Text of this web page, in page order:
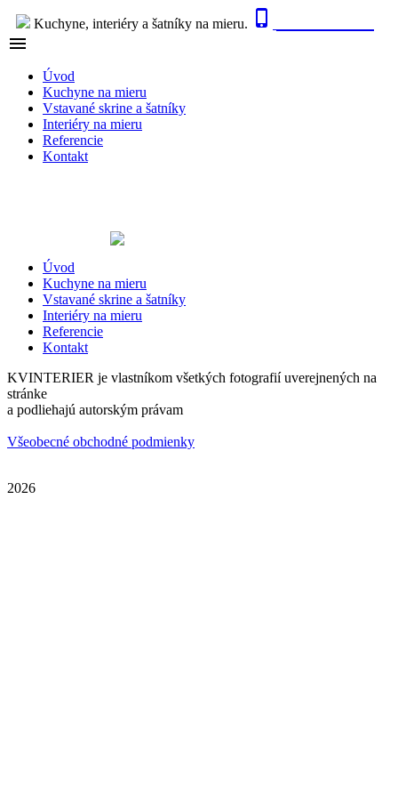
Kuchyne, interiéry a šatníky na mieru. 

Úvod
Kuchyne na mieru
Vstavané skrine a šatníky
Interiéry na mieru
Referencie
Kontakt
Úvod
Kuchyne na mieru
Vstavané skrine a šatníky
Interiéry na mieru
Referencie
Kontakt
KVINTERIER je vlastníkom všetkých fotografií uverejnených na
stránke
a podliehajú autorským právam
Všeobecné obchodné podmienky
2026